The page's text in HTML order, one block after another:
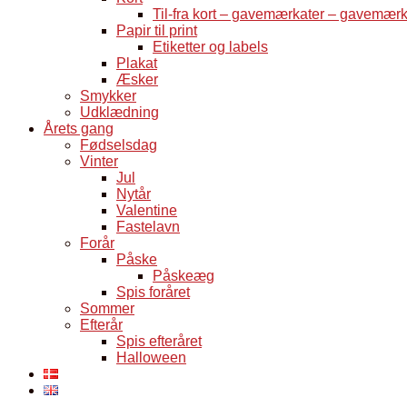
Til-fra kort – gavemærkater –
Papir til print
Etiketter og labels
Plakat
Æsker
Smykker
Udklædning
Årets gang
Fødselsdag
Vinter
Jul
Nytår
Valentine
Fastelavn
Forår
Påske
Påskeæg
Spis foråret
Sommer
Efterår
Spis efteråret
Halloween